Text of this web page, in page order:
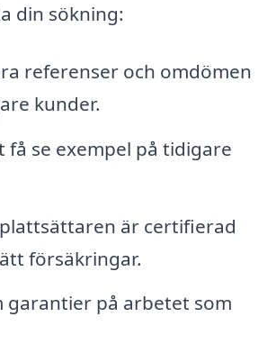
din sökning:
referenser och omdömen
kunder.
få se exempel på tidigare
är certifierad
försäkringar.
garantier på arbetet som